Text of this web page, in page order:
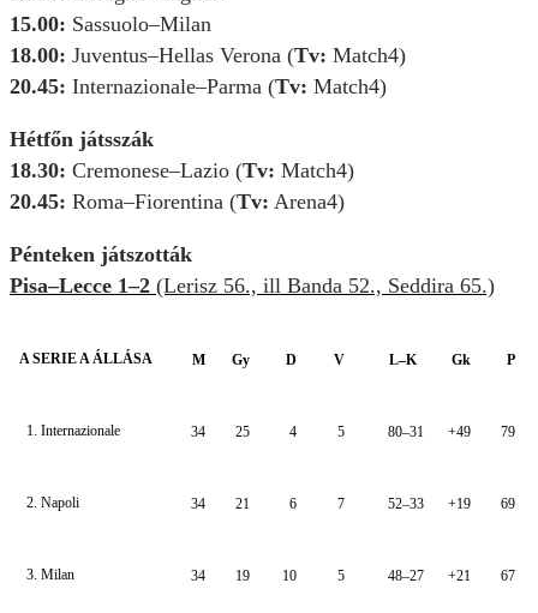
15.00: Sassuolo–Milan
18.00: Juventus–Hellas Verona (Tv: Match4)
20.45: Internazionale–Parma (Tv: Match4)
Hétfőn játsszák
18.30: Cremonese–Lazio (Tv: Match4)
20.45: Roma–Fiorentina (Tv: Arena4)
Pénteken játszották
Pisa–Lecce 1–2 (Lerisz 56., ill Banda 52., Seddira 65.)
A SERIE A ÁLLÁSA M Gy D V L–K Gk P
1. Internazionale 34 25 4 5 80–31 +49 79
2. Napoli 34 21 6 7 52–33 +19 69
3. Milan 34 19 10 5 48–27 +21 67